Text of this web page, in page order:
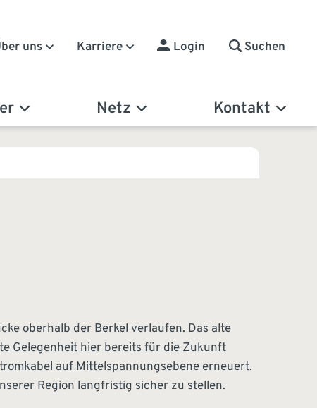
uns Karriere Login Suchen
Netz Kontakt
oberhalb der Berkel verlaufen. Das alte
Gelegenheit hier bereits für die Zukunft
auf Mittelspannungsebene erneuert.
Region langfristig sicher zu stellen.